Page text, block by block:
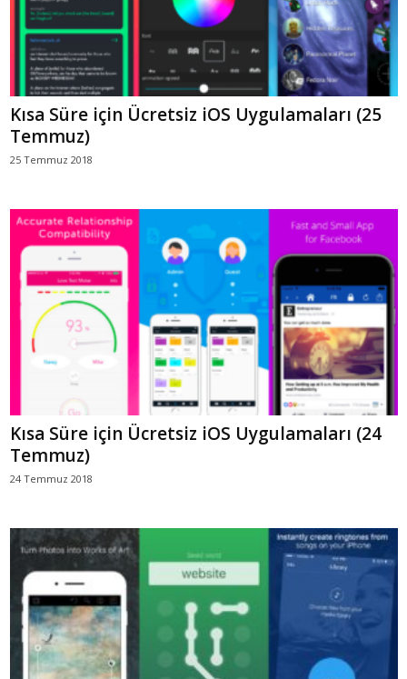
Kısa Süre için Ücretsiz iOS Uygulamaları (25
Temmuz)
25 Temmuz 2018
Kısa Süre için Ücretsiz iOS Uygulamaları (24
Temmuz)
24 Temmuz 2018